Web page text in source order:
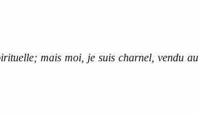
mais moi, je suis charnel, vendu au